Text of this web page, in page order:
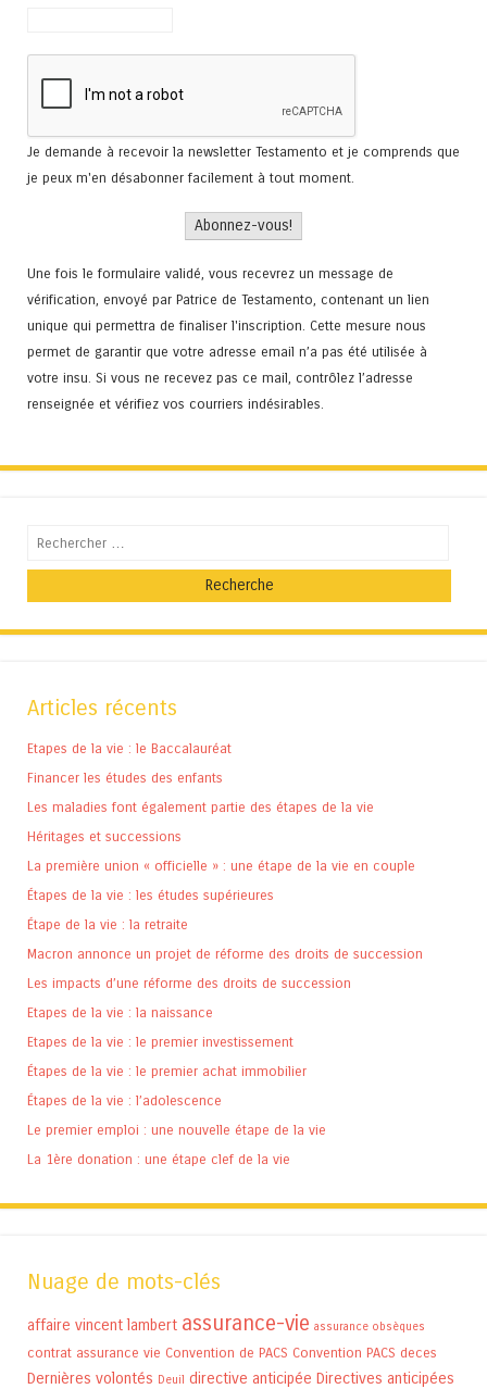
Je demande à recevoir la newsletter Testamento et je comprends que
je peux m'en désabonner facilement à tout moment.
Une fois le formulaire validé, vous recevrez un message de
vérification, envoyé par Patrice de Testamento, contenant un lien
unique qui permettra de finaliser l'inscription. Cette mesure nous
permet de garantir que votre adresse email n’a pas été utilisée à
votre insu. Si vous ne recevez pas ce mail, contrôlez l’adresse
renseignée et vérifiez vos courriers indésirables.
Recherche
Articles récents
Etapes de la vie : le Baccalauréat
Financer les études des enfants
Les maladies font également partie des étapes de la vie
Héritages et successions
La première union « officielle » : une étape de la vie en couple
Étapes de la vie : les études supérieures
Étape de la vie : la retraite
Macron annonce un projet de réforme des droits de succession
Les impacts d’une réforme des droits de succession
Etapes de la vie : la naissance
Etapes de la vie : le premier investissement
Étapes de la vie : le premier achat immobilier
Étapes de la vie : l’adolescence
Le premier emploi : une nouvelle étape de la vie
La 1ère donation : une étape clef de la vie
Nuage de mots-clés
affaire vincent lambert assurance-vie assurance obsèques
contrat assurance vie Convention de PACS Convention PACS deces
Dernières volontés Deuil directive anticipée Directives anticipées